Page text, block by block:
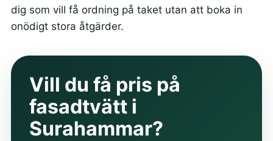
dig som vill få ordning på taket utan att boka in
onödigt stora åtgärder.
Vill du få pris på
fasadtvätt i
Surahammar?